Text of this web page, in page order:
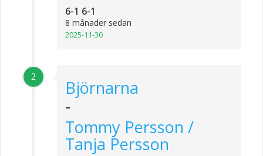
6-1 6-1
8 månader sedan
2025-11-30
2
Björnarna
-
Tommy Persson /
Tanja Persson